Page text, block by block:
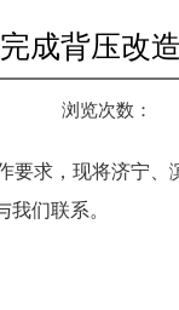
成背压改
浏览次数：
求，现将济宁
们联系。